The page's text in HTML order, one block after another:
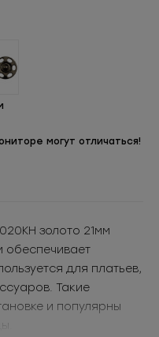
могут отличаться!
золото 21мм
обеспечивает
для платьев,
Такие
и популярны